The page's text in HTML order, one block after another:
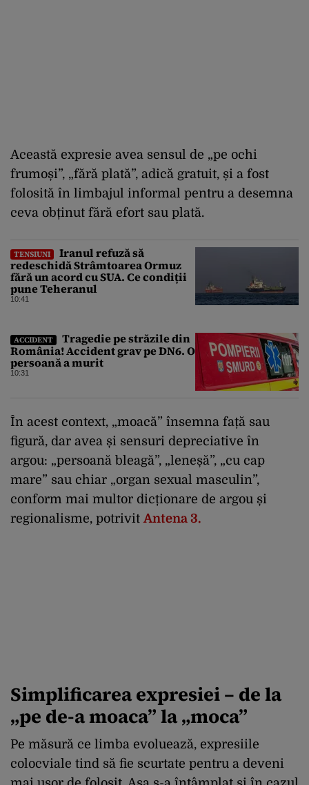
Această expresie avea sensul de „pe ochi
frumoși”, „fără plată”, adică gratuit, și a fost
folosită în limbajul informal pentru a desemna
ceva obținut fără efort sau plată.
TENSIUNI
Iranul refuză să
redeschidă Strâmtoarea Ormuz
fără un acord cu SUA. Ce condiții
pune Teheranul
10:41
ACCIDENT
Tragedie pe străzile din
România! Accident grav pe DN6. O
persoană a murit
10:31
În acest context, „moacă” însemna față sau
figură, dar avea și sensuri depreciative în
argou: „persoană bleagă”, „leneșă”, „cu cap
mare” sau chiar „organ sexual masculin”,
conform mai multor dicționare de argou și
regionalisme, potrivit Antena 3.
Simplificarea expresiei – de la
„pe de-a moaca” la „moca”
Pe măsură ce limba evoluează, expresiile
colocviale tind să fie scurtate pentru a deveni